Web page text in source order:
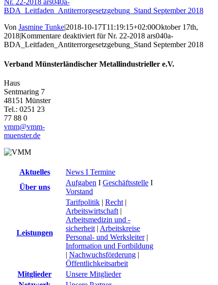
Nr. 22-2018 ars040a-
BDA_Leitfaden_Antiterrorgesetzgebung_Stand September 2018
Von Jasmine Tunke|2018-10-17T11:19:15+02:00Oktober 17th,
2018|Kommentare deaktiviertfür Nr. 22-2018 ars040a-
BDA_Leitfaden_Antiterrorgesetzgebung_Stand September 2018
Verband Münsterländischer Metallindustrieller e.V.
Haus
Sentmaring 7
48151 Münster
Tel.: 0251 23
77 88 0
vmm@vmm-
muenster.de
Aktuelles
News I Termine
Über uns
Aufgaben I Geschäftsstelle I
Vorstand
Leistungen
Tarifpolitik | Recht |
Arbeitswirtschaft |
Arbeitsmedizin und -
sicherheit | Arbeitskreise
Personal- und Werksleiter|
Information und Fortbildung
| Nachwuchsförderung |
Öffentlichkeitsarbeit
Mitglieder
Unsere Mitglieder